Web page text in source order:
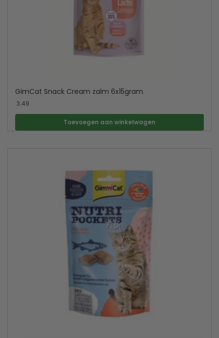
GimCat Snack Cream zalm 6x15gram
3.49
Toevoegen aan winkelwagen